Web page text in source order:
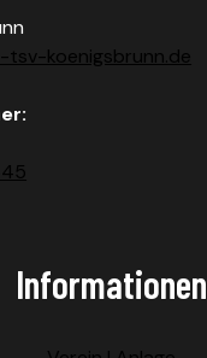
tsv-koenigsbrunn.de
Informationen